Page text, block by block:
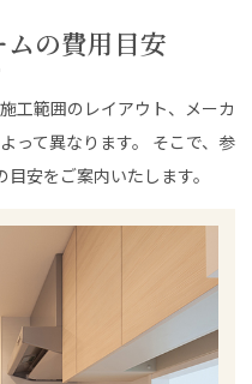
の費用目安
工範囲のレイアウト、メーカ
って異なります。 そこで、参
安をご案内いたします。